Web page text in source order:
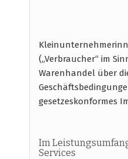
(„Verbraucher“ im
Warenhandel über
gesetzeskonformes
Im
Services